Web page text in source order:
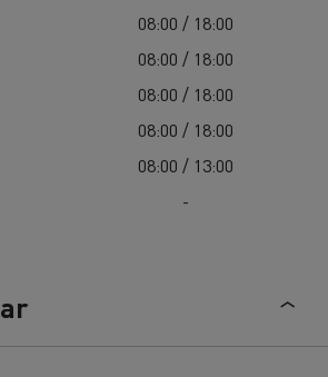
08:00 / 18:00
08:00 / 18:00
08:00 / 18:00
08:00 / 18:00
08:00 / 13:00
-